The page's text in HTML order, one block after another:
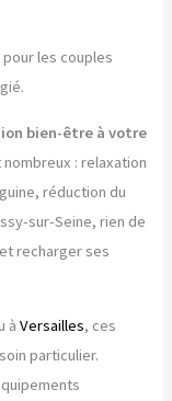
les couples
bien-être à votre
: relaxation
réduction du
sur-Seine, rien de
recharger ses
àVersailles, ces
particulier.